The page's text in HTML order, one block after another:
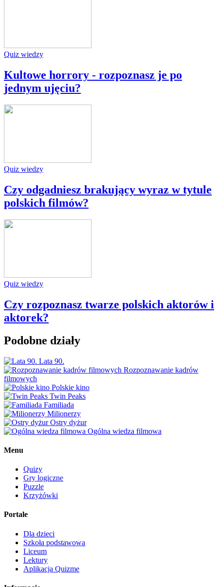
Quiz wiedzy
Kultowe horrory - rozpoznasz je po
jednym ujęciu?
Quiz wiedzy
Czy odgadniesz brakujący wyraz w tytule
polskich filmów?
Quiz wiedzy
Czy rozpoznasz twarze polskich aktorów i
aktorek?
Podobne działy
Lata 90.
Rozpoznawanie kadrów
filmowych
Polskie kino
Twin Peaks
Familiada
Milionerzy
Ostry dyżur
Ogólna wiedza filmowa
Menu
Quizy
Gry logiczne
Puzzle
Krzyżówki
Portale
Dla dzieci
Szkoła podstawowa
Liceum
Lektury
Aplikacja Quizme